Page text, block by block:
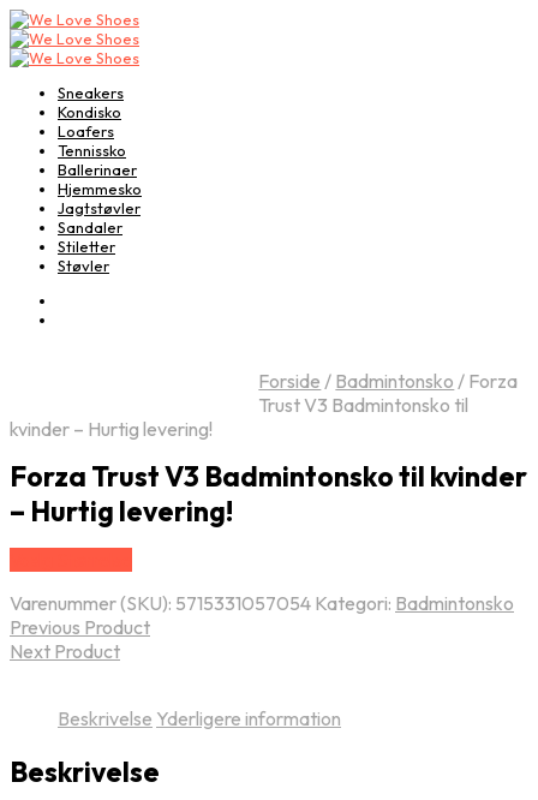
Sneakers
Kondisko
Loafers
Tennissko
Ballerinaer
Hjemmesko
Jagtstøvler
Sandaler
Stiletter
Støvler
Forside / Badmintonsko / Forza
Trust V3 Badmintonsko til
kvinder – Hurtig levering!
Forza Trust V3 Badmintonsko til kvinder
– Hurtig levering!
Varenummer (SKU): 5715331057054 Kategori: Badmintonsko
Previous Product
Next Product
Beskrivelse Yderligere information
Beskrivelse